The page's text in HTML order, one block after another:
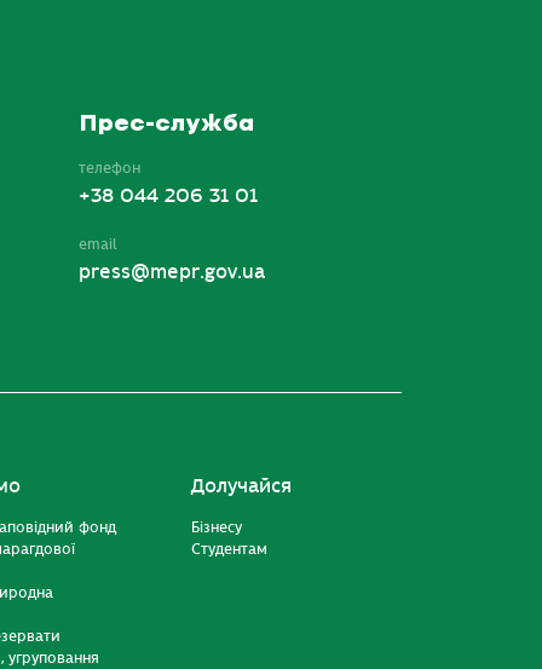
Прес-служба
телефон
+38 044 206 31 01
email
press@mepr.gov.ua
фонд
угруповання
Долучайся
Бізнесу
Студентам